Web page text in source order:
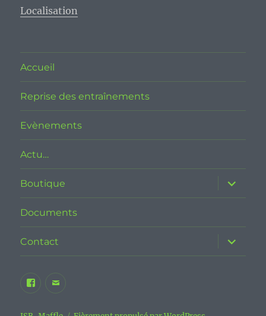
Localisation
Accueil
Reprise des entraînements
Evènements
Actu…
Boutique
ouvrir
le
sous-
Documents
Contact
ouvrir
le
sous-
Facebook
E-